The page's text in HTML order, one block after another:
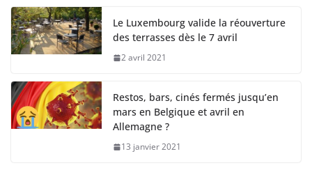
Le Luxembourg valide la réouverture
des terrasses dès le 7 avril
2 avril 2021
Restos, bars, cinés fermés jusqu’en
mars en Belgique et avril en
Allemagne ?
13 janvier 2021